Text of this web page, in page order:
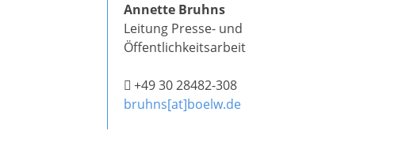
Annette Bruhns
Leitung Presse- und
Öffentlichkeitsarbeit
+49 30 28482-308
bruhns[at]boelw.de